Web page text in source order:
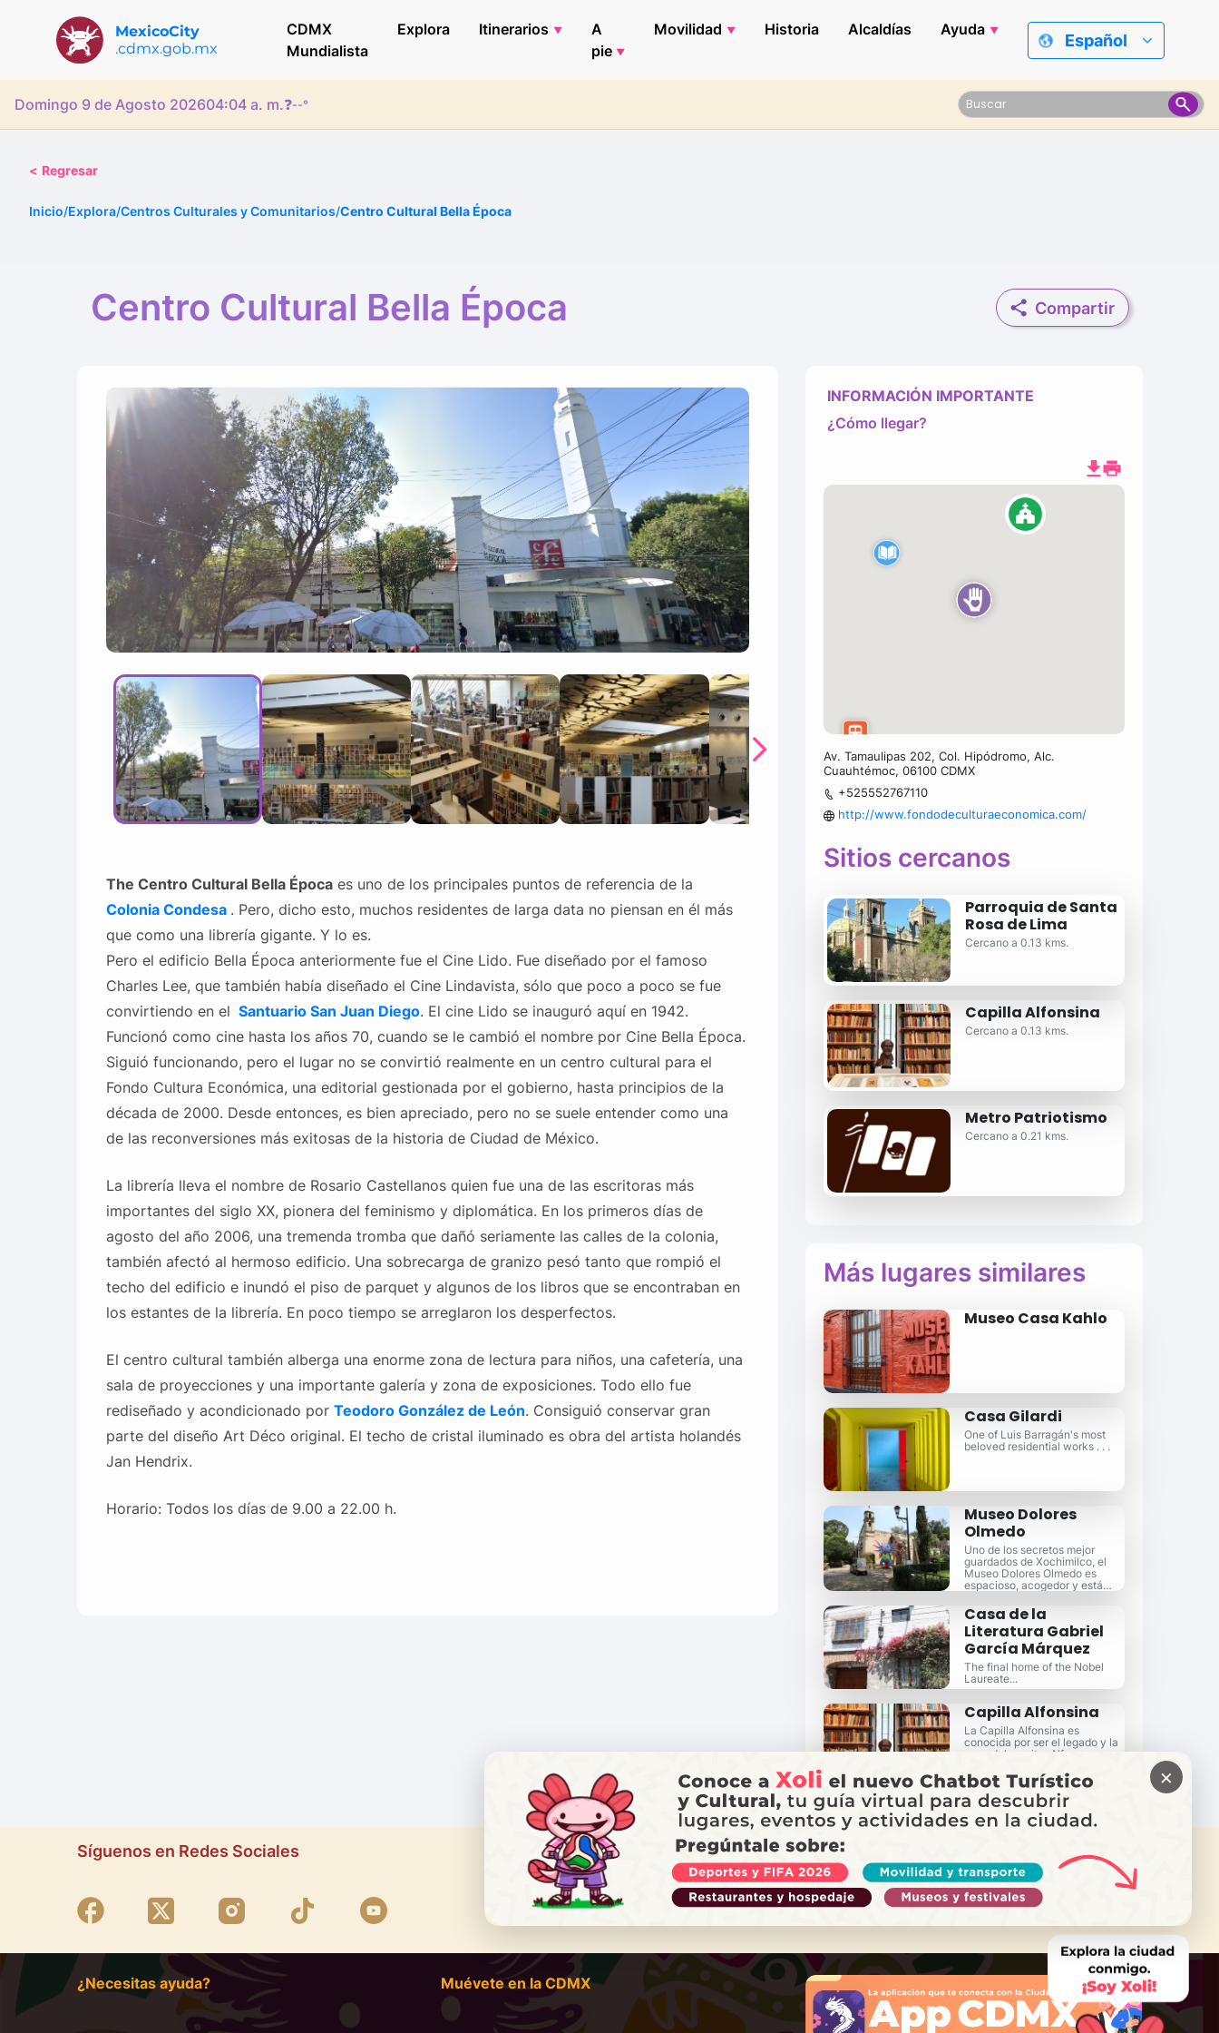
MexicoCity
.cdmx.gob.mx
CDMX
Mundialista
Explora Itinerarios
A
pie
Movilidad Historia Alcaldías Ayuda
Español
Domingo 9 de Agosto 202604:04 a. m.❓--°
< Regresar
Inicio/Explora/Centros Culturales y Comunitarios/Centro Cultural Bella Época
Centro Cultural Bella Época Compartir
The Centro Cultural Bella Épocaes uno de los principales puntos de referencia de la
Colonia Condesa . Pero, dicho esto, muchos residentes de larga data no piensan en él más
que como una librería gigante. Y lo es.
Pero el edificio Bella Época anteriormente fue el Cine Lido. Fue diseñado por el famoso
Charles Lee, que también había diseñado el Cine Lindavista, sólo que poco a poco se fue
convirtiendo en el Santuario San Juan Diego. El cine Lido se inauguró aquí en 1942.
Funcionó como cine hasta los años 70, cuando se le cambió el nombre por Cine Bella Época.
Siguió funcionando, pero el lugar no se convirtió realmente en un centro cultural para el
Fondo Cultura Económica, una editorial gestionada por el gobierno, hasta principios de la
década de 2000. Desde entonces, es bien apreciado, pero no se suele entender como una
de las reconversiones más exitosas de la historia de Ciudad de México.
La librería lleva el nombre de Rosario Castellanos quien fue una de las escritoras más
importantes del siglo XX, pionera del feminismo y diplomática. En los primeros días de
agosto del año 2006, una tremenda tromba que dañó seriamente las calles de la colonia,
también afectó al hermoso edificio. Una sobrecarga de granizo pesó tanto que rompió el
techo del edificio e inundó el piso de parquet y algunos de los libros que se encontraban en
los estantes de la librería. En poco tiempo se arreglaron los desperfectos.
El centro cultural también alberga una enorme zona de lectura para niños, una cafetería, una
sala de proyecciones y una importante galería y zona de exposiciones. Todo ello fue
rediseñado y acondicionado por Teodoro González de León. Consiguió conservar gran
parte del diseño Art Déco original. El techo de cristal iluminado es obra del artista holandés
Jan Hendrix.
Horario: Todos los días de 9.00 a 22.00 h.
INFORMACIÓN IMPORTANTE
¿Cómo llegar?
Av. Tamaulipas 202, Col. Hipódromo, Alc.
Cuauhtémoc, 06100 CDMX
+525552767110
http://www.fondodeculturaeconomica.com/
Sitios cercanos
Parroquia de Santa
Rosa de Lima
Cercano a 0.13 kms.
Capilla Alfonsina
Cercano a 0.13 kms.
Metro Patriotismo
Cercano a 0.21 kms.
Más lugares similares
Museo Casa Kahlo
Casa Gilardi
One of Luis Barragán's most
beloved residential works . . .
Museo Dolores
Olmedo
Uno de los secretos mejor
guardados de Xochimilco, el
Museo Dolores Olmedo es
espacioso, acogedor y está
Casa de la
Literatura Gabriel
García Márquez
The final home of the Nobel
Laureate...
Capilla Alfonsina
La Capilla Alfonsina es
conocida por ser el legado y la
casa del escritor Alfonso
Síguenos en Redes Sociales
¿NECESITAS AYUDA?
Llama a Locatel
¿Necesitas ayuda? Muévete en la CDMX
×